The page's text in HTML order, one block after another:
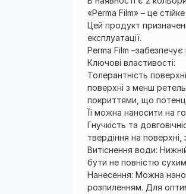
«Perma Film» – це
Цей продукт
експлуатації.
Perma Film –забезпечує
Ключові властивості:
Толерантність
поверхні з менш
покриттями, що
Її можна наносити на
Гнучкість та
твердіння на
Витіснення води:
бути не повністю
Нанесення: Можна
розпиленням. Для